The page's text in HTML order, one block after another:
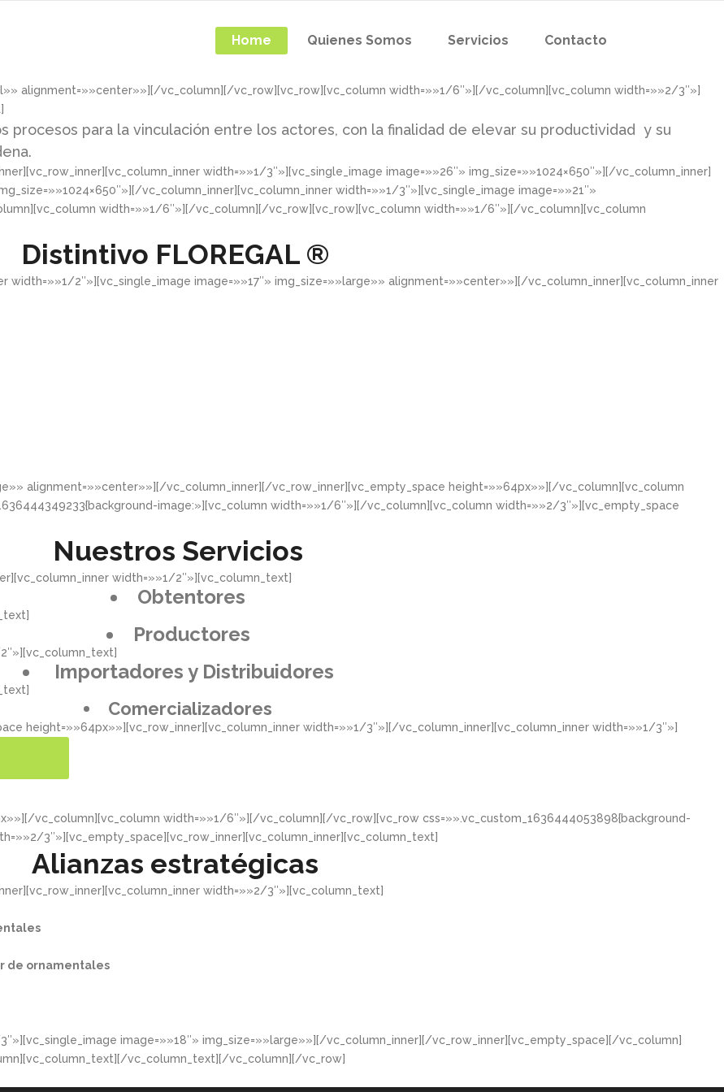
Home Quienes Somos Servicios Contacto
alignment=»»center»»][/vc_column][/vc_row][vc_row][vc_column width=»»1/6″»][/vc_column][vc_column width=»»2/3″»]
para la vinculación entre los actores, con la finalidad de elevar su productividad y su
width=»»1/3″»][vc_single_image image=»»26″» img_size=»»1024×650″»][/vc_column_inner]
vc_column_inner][vc_column_inner width=»»1/3″»][vc_single_image image=»»21″»
width=»»1/6″»][/vc_column][/vc_row][vc_row][vc_column width=»»1/6″»][/vc_column][vc_column
Distintivo FLOREGAL ®
2″»][vc_single_image image=»»17″» img_size=»»large»» alignment=»»center»»][/vc_column_inner][vc_column_inner
alignment=»»center»»][/vc_column_inner][/vc_row_inner][vc_empty_space height=»»64px»»][/vc_column][vc_column
image:»][vc_column width=»»1/6″»][/vc_column][vc_column width=»»2/3″»][vc_empty_space
Nuestros Servicios
width=»»1/2″»][vc_column_text]
Obtentores
Productores
Importadores y Distribuidores
Comercializadores
height=»»64px»»][vc_row_inner][vc_column_inner width=»»1/3″»][/vc_column_inner][vc_column_inner width=»»1/3″»]
vc_column][vc_column width=»»1/6″»][/vc_column][/vc_row][vc_row css=»».vc_custom_1636444053898{background-
3″»][vc_empty_space][vc_row_inner][vc_column_inner][vc_column_text]
Alianzas estratégicas
width=»»2/3″»][vc_column_text]
de ornamentales​
image=»»18″» img_size=»»large»»][/vc_column_inner][/vc_row_inner][vc_empty_space][/vc_column]
vc_column_text][/vc_column][/vc_row]